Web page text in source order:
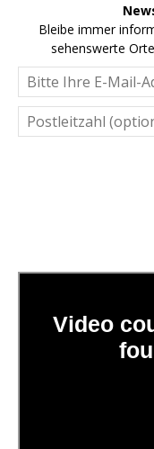
Bleibe immer
sehenswerte